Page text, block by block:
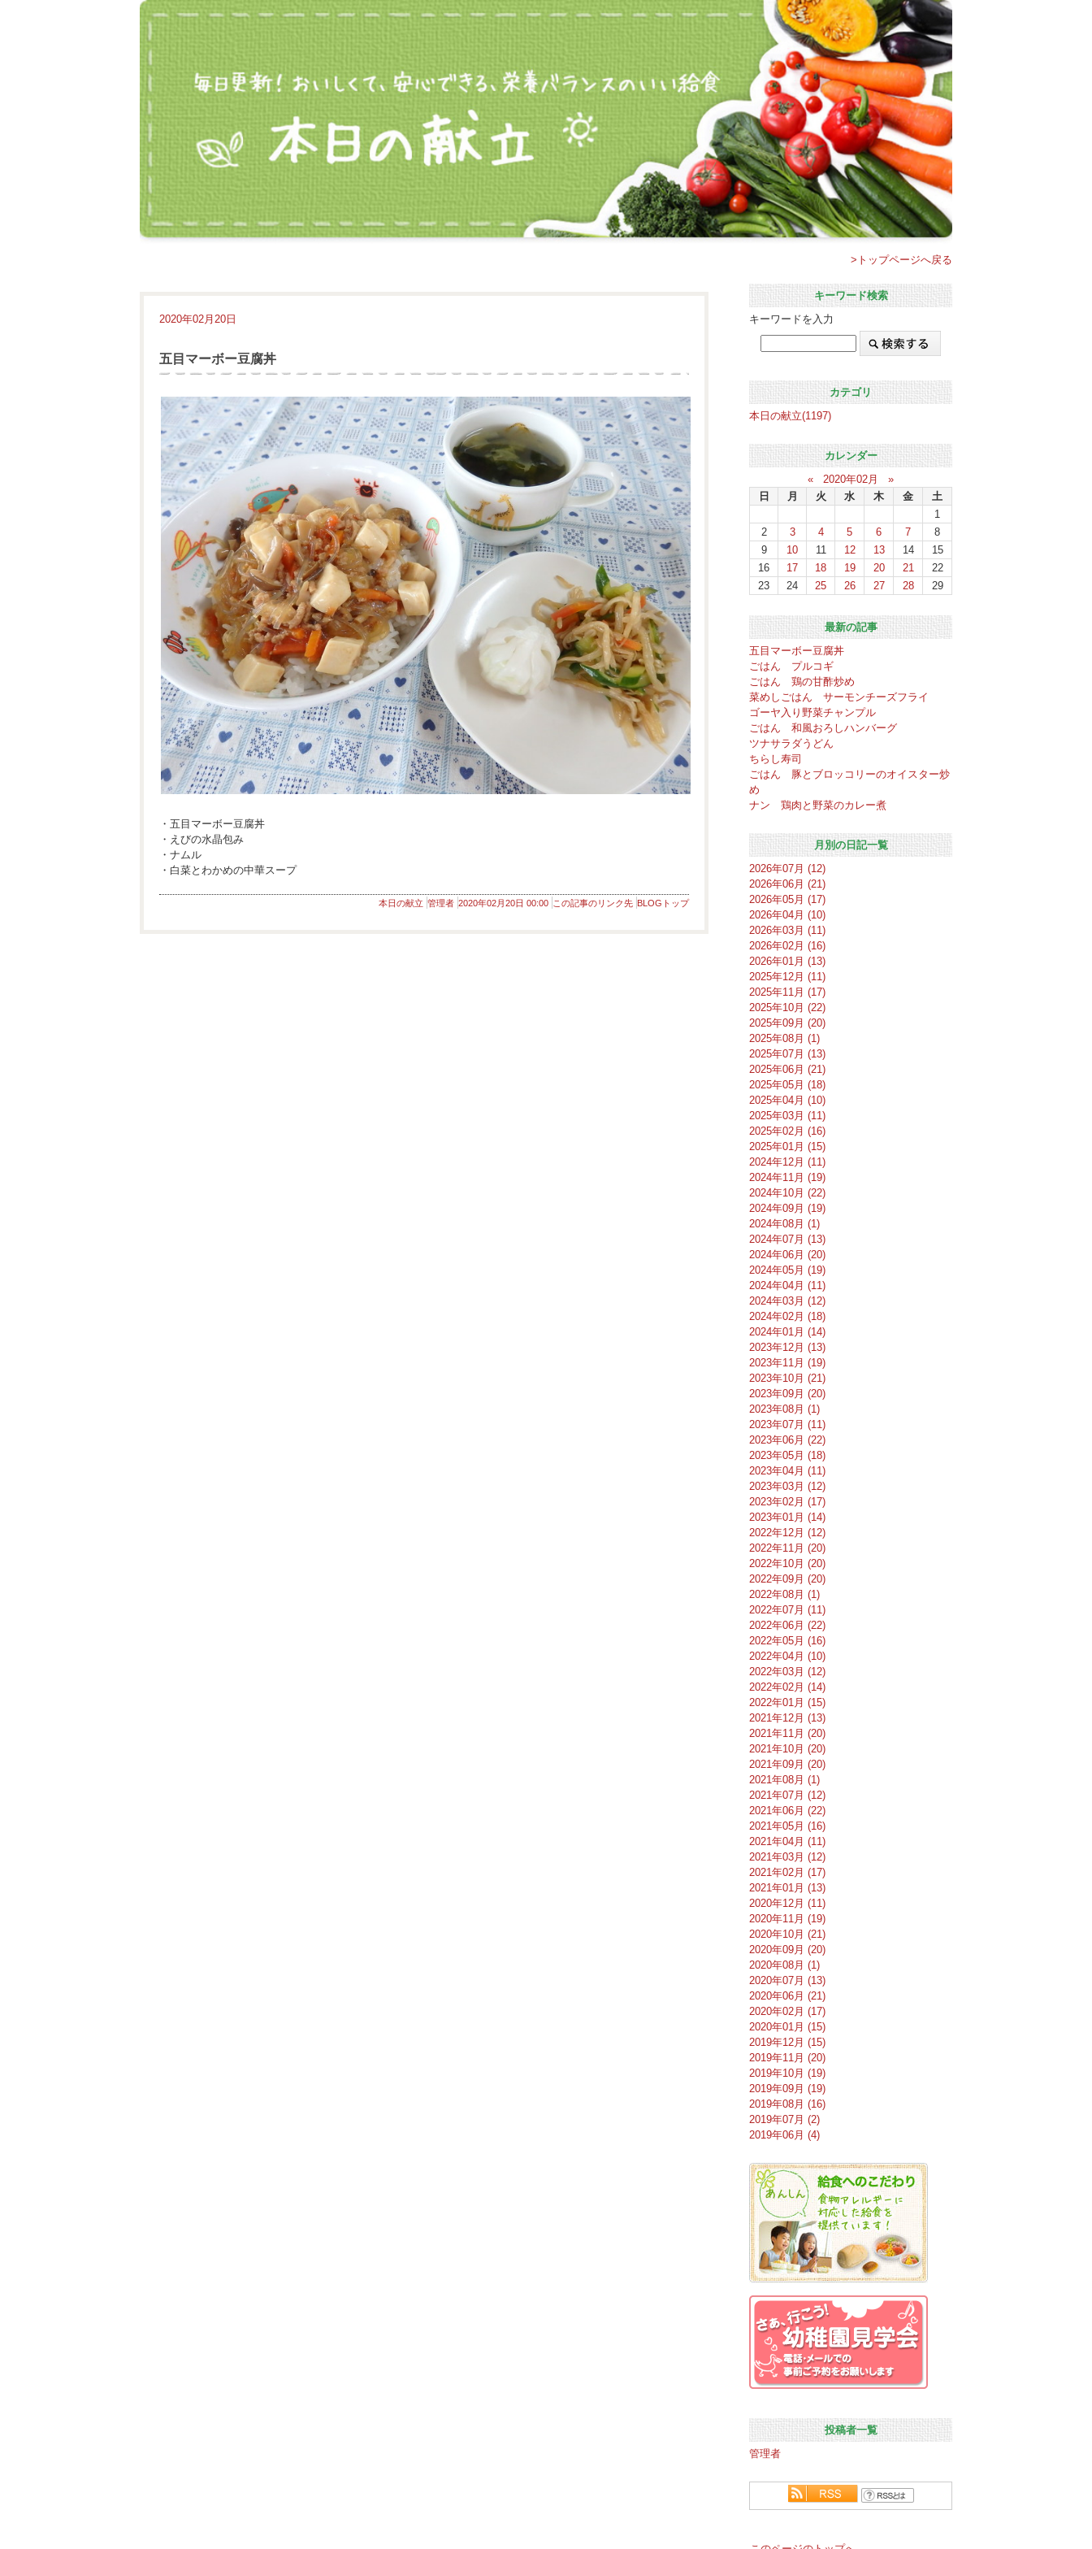
>トップページへ戻る
2020年02月20日
五目マーボー豆腐丼
・五目マーボー豆腐丼
・えびの水晶包み
・ナムル
・白菜とわかめの中華スープ
本日の献立 管理者 2020年02月20日 00:00 この記事のリンク先 BLOGトップ
キーワード検索
キーワードを入力
カテゴリ
本日の献立(1197)
カレンダー
«
2020年02月
»
日
月 火 水 木 金
土
1
2
3 4 5 6 7
8
9
10 11 12 13 14
15
16
17 18 19 20 21
22
23
24 25 26 27 28 29
最新の記事
五目マーボー豆腐丼
ごはん プルコギ
ごはん 鶏の甘酢炒め
菜めしごはん サーモンチーズフライ
ゴーヤ入り野菜チャンプル
ごはん 和風おろしハンバーグ
ツナサラダうどん
ちらし寿司
ごはん 豚とブロッコリーのオイスター炒
め
ナン 鶏肉と野菜のカレー煮
月別の日記一覧
2026年07月 (12)
2026年06月 (21)
2026年05月 (17)
2026年04月 (10)
2026年03月 (11)
2026年02月 (16)
2026年01月 (13)
2025年12月 (11)
2025年11月 (17)
2025年10月 (22)
2025年09月 (20)
2025年08月 (1)
2025年07月 (13)
2025年06月 (21)
2025年05月 (18)
2025年04月 (10)
2025年03月 (11)
2025年02月 (16)
2025年01月 (15)
2024年12月 (11)
2024年11月 (19)
2024年10月 (22)
2024年09月 (19)
2024年08月 (1)
2024年07月 (13)
2024年06月 (20)
2024年05月 (19)
2024年04月 (11)
2024年03月 (12)
2024年02月 (18)
2024年01月 (14)
2023年12月 (13)
2023年11月 (19)
2023年10月 (21)
2023年09月 (20)
2023年08月 (1)
2023年07月 (11)
2023年06月 (22)
2023年05月 (18)
2023年04月 (11)
2023年03月 (12)
2023年02月 (17)
2023年01月 (14)
2022年12月 (12)
2022年11月 (20)
2022年10月 (20)
2022年09月 (20)
2022年08月 (1)
2022年07月 (11)
2022年06月 (22)
2022年05月 (16)
2022年04月 (10)
2022年03月 (12)
2022年02月 (14)
2022年01月 (15)
2021年12月 (13)
2021年11月 (20)
2021年10月 (20)
2021年09月 (20)
2021年08月 (1)
2021年07月 (12)
2021年06月 (22)
2021年05月 (16)
2021年04月 (11)
2021年03月 (12)
2021年02月 (17)
2021年01月 (13)
2020年12月 (11)
2020年11月 (19)
2020年10月 (21)
2020年09月 (20)
2020年08月 (1)
2020年07月 (13)
2020年06月 (21)
2020年02月 (17)
2020年01月 (15)
2019年12月 (15)
2019年11月 (20)
2019年10月 (19)
2019年09月 (19)
2019年08月 (16)
2019年07月 (2)
2019年06月 (4)
投稿者一覧
管理者